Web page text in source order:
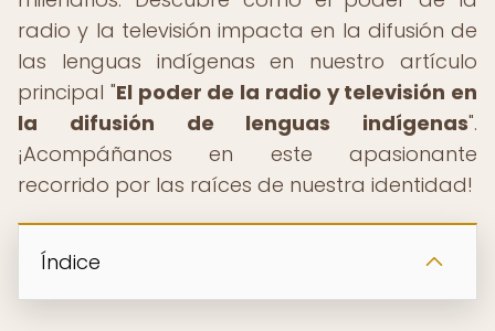
radio y la televisión impacta en la difusión de
las lenguas indígenas en nuestro artículo
principal "El poder de la radio y televisión en
la difusión de lenguas indígenas".
¡Acompáñanos en este apasionante
recorrido por las raíces de nuestra identidad!
Índice